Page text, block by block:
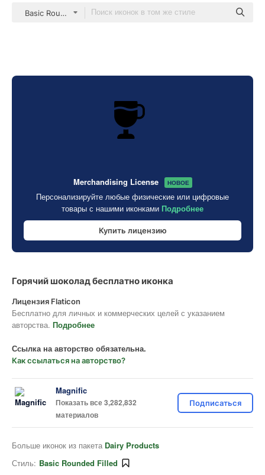
Basic Rounded Filled
Merchandising License НОВОЕ
Персонализируйте любые физические или цифровые
товары с нашими иконками Подробнее
Купить лицензию
Горячий шоколад бесплатно иконка
Лицензия Flaticon
Бесплатно для личных и коммерческих целей с указанием
авторства. Подробнее
Ссылка на авторство обязательна.
Как ссылаться на авторство?
Magnific
Показать все 3,282,832
материалов
Подписаться
Больше иконок из пакета Dairy Products
Стиль: Basic Rounded Filled